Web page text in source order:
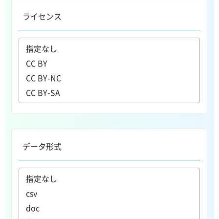
ライセンス
データ形式